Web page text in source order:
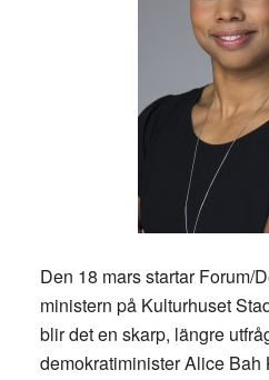
Den 18 mars startar Forum/
ministern på Kulturhuset
blir det en skarp, längre
demokratiminister Alice Bah